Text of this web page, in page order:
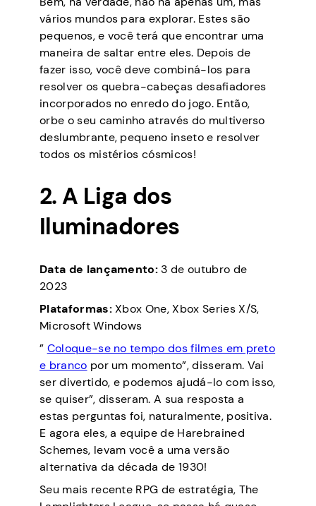
vários mundos para explorar. Estes são
pequenos, e você terá que encontrar uma
maneira de saltar entre eles. Depois de
fazer isso, você deve combiná-los para
resolver os quebra-cabeças desafiadores
incorporados no enredo do jogo. Então,
orbe o seu caminho através do multiverso
deslumbrante, pequeno inseto e resolver
todos os mistérios cósmicos!
2. A Liga dos
Iluminadores
Data de lançamento: 3 de outubro de
2023
Plataformas:Xbox One, Xbox Series X/S,
Microsoft Windows
” Coloque-se no tempo dos filmes em preto
e branco por um momento”, disseram. Vai
ser divertido, e podemos ajudá-lo com isso,
se quiser”, disseram. A sua resposta a
estas perguntas foi, naturalmente, positiva.
E agora eles, a equipe de Harebrained
Schemes, levam você a uma versão
alternativa da década de 1930!
Seu mais recente RPG de estratégia, The